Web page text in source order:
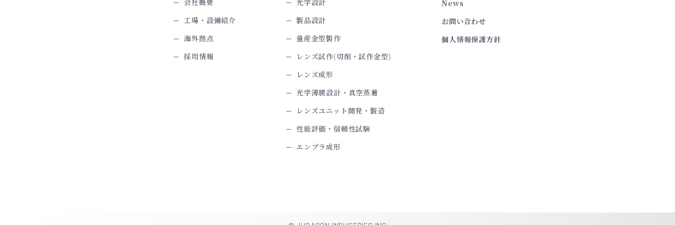
工場・設備紹介
海外拠点
採用情報
製品設計
量産金型製作
レンズ試作(切削・試作金型)
レンズ成形
光学薄膜設計・真空蒸着
レンズユニット開発・製造
性能評価・信頼性試験
エンプラ成形
News
お問い合わせ
個人情報保護方針